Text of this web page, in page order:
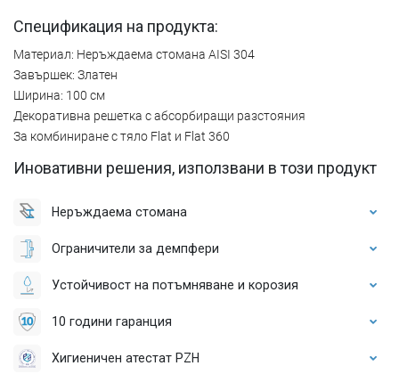
Спецификация на продукта:
Материал: Неръждаема стомана AISI 304
Завършек: Златен
Ширина: 100 см
Декоративна решетка с абсорбиращи разстояния
За комбиниране с тяло Flat и Flat 360
Иновативни решения, използвани в този продукт
Неръждаема стомана
Ограничители за демпфери
Устойчивост на потъмняване и корозия
10 години гаранция
Хигиеничен атестат PZH